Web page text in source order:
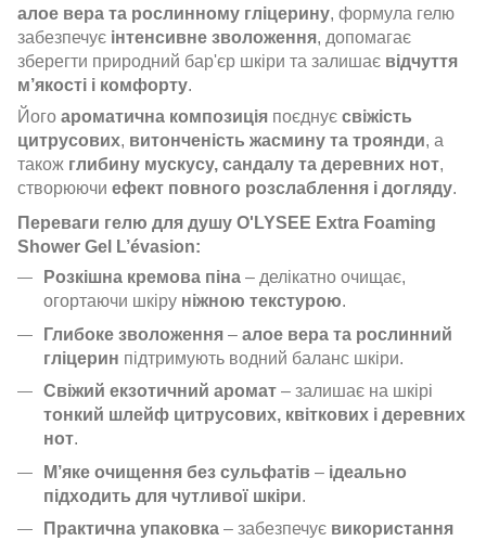
алое вера та рослинному гліцерину, формула гелю
забезпечує інтенсивне зволоження, допомагає
зберегти природний бар'єр шкіри та залишає відчуття
м’якості і комфорту.
Його ароматична композиція поєднує свіжість
цитрусових, витонченість жасмину та троянди, а
також глибину мускусу, сандалу та деревних нот,
створюючи ефект повного розслаблення і догляду.
Переваги гелю для душу O'LYSEE Extra Foaming
Shower Gel L’évasion:
Розкішна кремова піна – делікатно очищає,
огортаючи шкіру ніжною текстурою.
Глибоке зволоження – алое вера та рослинний
гліцерин підтримують водний баланс шкіри.
Свіжий екзотичний аромат – залишає на шкірі
тонкий шлейф цитрусових, квіткових і деревних
нот.
М’яке очищення без сульфатів – ідеально
підходить для чутливої шкіри.
Практична упаковка – забезпечує використання